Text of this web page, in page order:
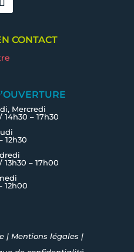
CONTACT
Mercredi
14h30 – 17h30
12h30
13h30 – 17h00
12h00
| Mentions légales |